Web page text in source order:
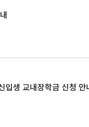
입생 교내장학금 신청